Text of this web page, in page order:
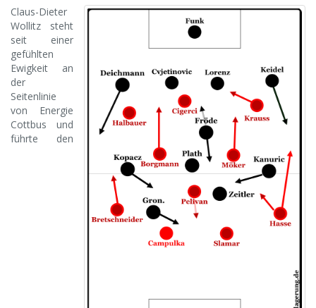
Claus-Dieter
Wollitz steht
seit einer
gefühlten
Ewigkeit an
der
Seitenlinie
von Energie
Cottbus und
führte den